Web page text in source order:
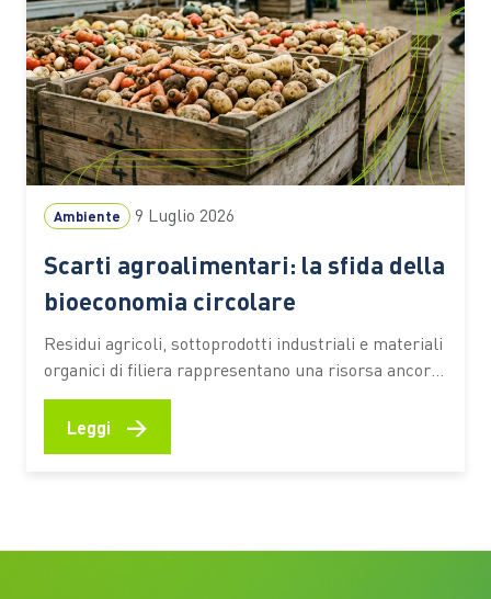
Ambiente 9 Luglio 2026
Scarti agroalimentari: la sfida della
bioeconomia circolare
Residui agricoli, sottoprodotti industriali e materiali
organici di filiera rappresentano una risorsa ancora
sottoutilizzata. Secondo una stima dell’Università
Cattolica, circa il 70% resta fuori da percorsi di
Leggi →